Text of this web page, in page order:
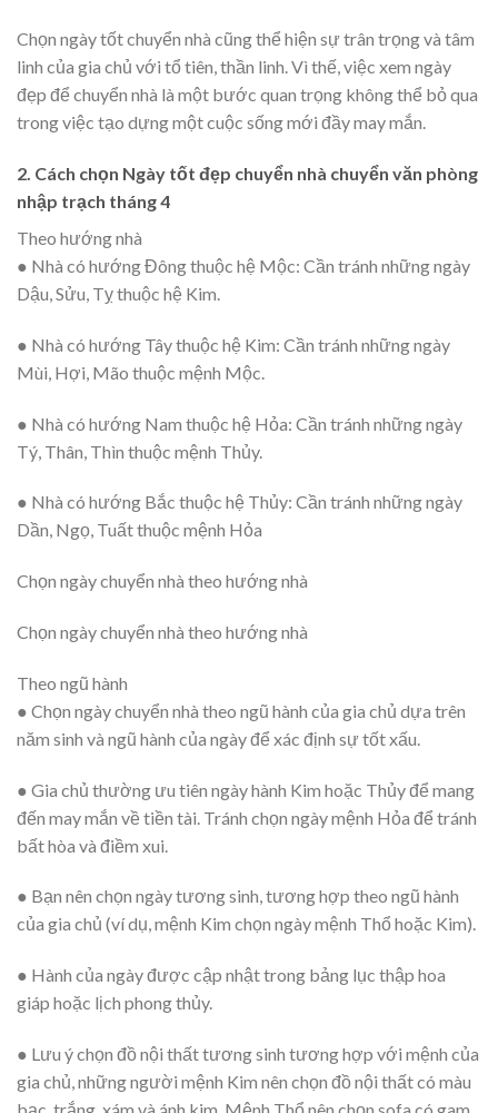
Chọn ngày tốt chuyển nhà cũng thể hiện sự trân trọng và tâm
linh của gia chủ với tổ tiên, thần linh. Vì thế, việc xem ngày
đẹp để chuyển nhà là một bước quan trọng không thể bỏ qua
trong việc tạo dựng một cuộc sống mới đầy may mắn.
2. Cách chọn Ngày tốt đẹp chuyển nhà chuyển văn phòng
nhập trạch tháng 4
Theo hướng nhà
● Nhà có hướng Đông thuộc hệ Mộc: Cần tránh những ngày
Dậu, Sửu, Tỵ thuộc hệ Kim.
● Nhà có hướng Tây thuộc hệ Kim: Cần tránh những ngày
Mùi, Hợi, Mão thuộc mệnh Mộc.
● Nhà có hướng Nam thuộc hệ Hỏa: Cần tránh những ngày
Tý, Thân, Thìn thuộc mệnh Thủy.
● Nhà có hướng Bắc thuộc hệ Thủy: Cần tránh những ngày
Dần, Ngọ, Tuất thuộc mệnh Hỏa
Chọn ngày chuyển nhà theo hướng nhà
Chọn ngày chuyển nhà theo hướng nhà
Theo ngũ hành
● Chọn ngày chuyển nhà theo ngũ hành của gia chủ dựa trên
năm sinh và ngũ hành của ngày để xác định sự tốt xấu.
● Gia chủ thường ưu tiên ngày hành Kim hoặc Thủy để mang
đến may mắn về tiền tài. Tránh chọn ngày mệnh Hỏa để tránh
bất hòa và điềm xui.
● Bạn nên chọn ngày tương sinh, tương hợp theo ngũ hành
của gia chủ (ví dụ, mệnh Kim chọn ngày mệnh Thổ hoặc Kim).
● Hành của ngày được cập nhật trong bảng lục thập hoa
giáp hoặc lịch phong thủy.
● Lưu ý chọn đồ nội thất tương sinh tương hợp với mệnh của
gia chủ, những người mệnh Kim nên chọn đồ nội thất có màu